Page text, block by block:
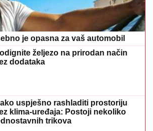
je opasna za vaš automobil
željezo na prirodan način
dodataka
uspješno rashladiti prostoriju
klima-uređaja: Postoji nekoliko
trikova